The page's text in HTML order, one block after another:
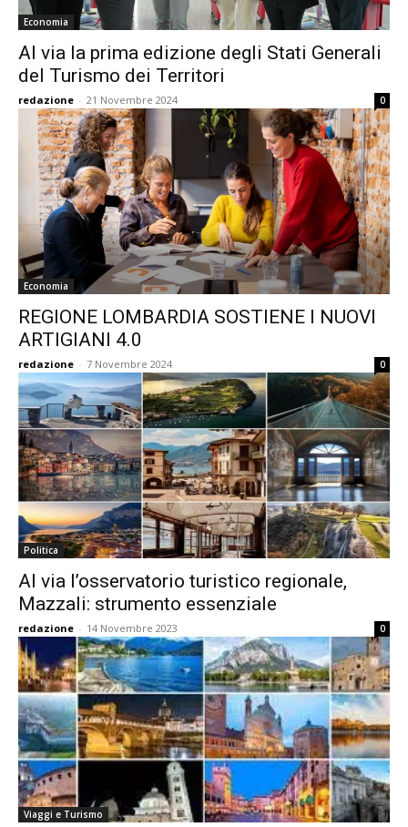
Economia
Al via la prima edizione degli Stati Generali
del Turismo dei Territori
redazione - 21 Novembre 2024 0
Economia
REGIONE LOMBARDIA SOSTIENE I NUOVI
ARTIGIANI 4.0
redazione - 7 Novembre 2024 0
Politica
Al via l’osservatorio turistico regionale,
Mazzali: strumento essenziale
redazione - 14 Novembre 2023 0
Viaggi e Turismo